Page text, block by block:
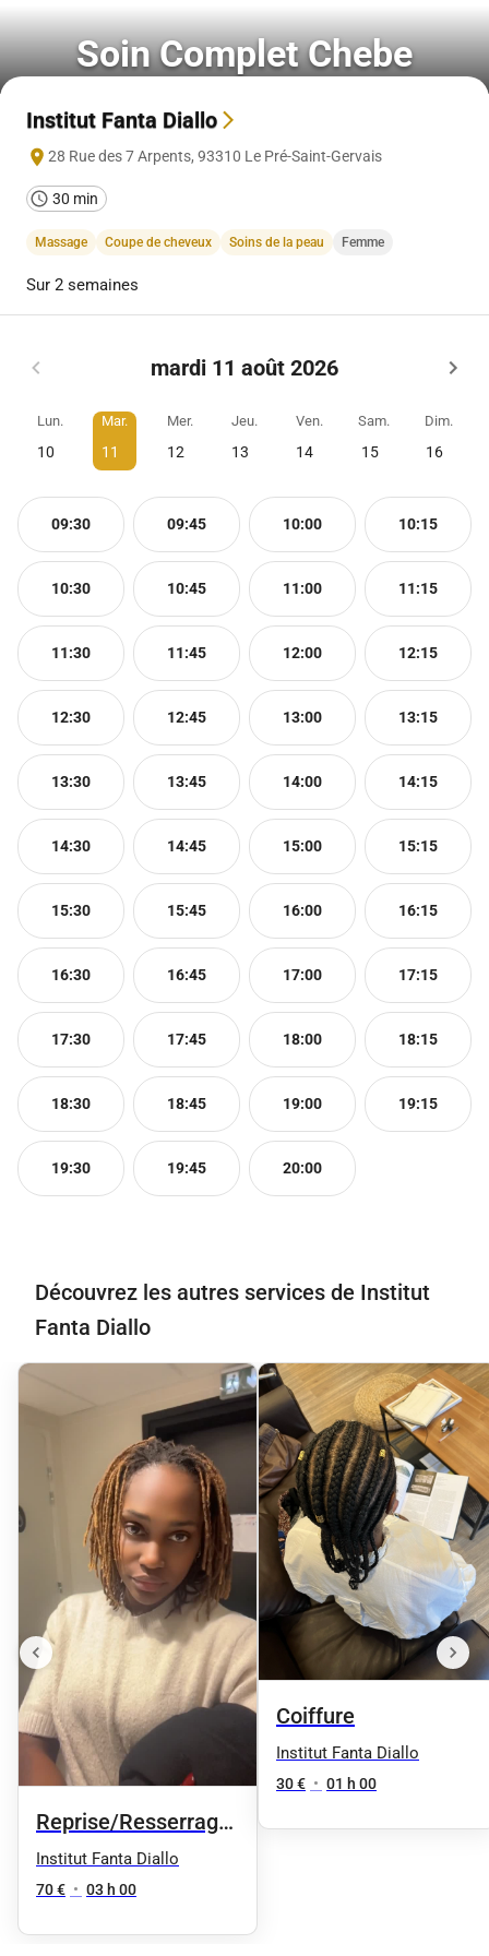
Soin Complet Chebe
Institut Fanta Diallo
28 Rue des 7 Arpents, 93310 Le Pré-Saint-Gervais
30 min
Massage Coupe de cheveux Soins de la peau Femme
Sur 2 semaines
mardi 11 août 2026
Lun.
10
Mar.
11
Mer.
12
Jeu.
13
Ven.
14
Sam.
15
Dim.
16
09:30 09:45 10:00 10:15
10:30 10:45 11:00 11:15
11:30 11:45 12:00 12:15
12:30 12:45 13:00 13:15
13:30 13:45 14:00 14:15
14:30 14:45 15:00 15:15
15:30 15:45 16:00 16:15
16:30 16:45 17:00 17:15
17:30 17:45 18:00 18:15
18:30 18:45 19:00 19:15
19:30 19:45 20:00
Découvrez les autres services de Institut
Fanta Diallo
Reprise/Resserrage
entre 1 et 50 locks
Institut Fanta Diallo
70 € • 03 h 00
Coiffure
Institut Fanta Diallo
30 € • 01 h 00